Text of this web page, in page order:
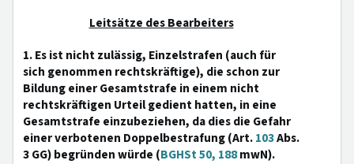
Leitsätze des Bearbeiters
1. Es ist nicht zulässig, Einzelstrafen (auch für
sich genommen rechtskräftige), die schon zur
Bildung einer Gesamtstrafe in einem nicht
rechtskräftigen Urteil gedient hatten, in eine
Gesamtstrafe einzubeziehen, da dies die Gefahr
einer verbotenen Doppelbestrafung (Art.103Abs.
3 GG) begründen würde (BGHSt 50, 188mwN).